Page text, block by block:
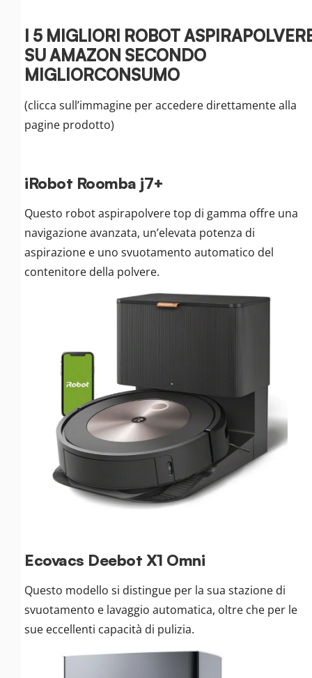
I 5 MIGLIORI ROBOT
SU AMAZON SECONDO
MIGLIORCONSUMO
(clicca sull’immagine per accedere direttamente alla
pagine prodotto)
iRobot Roomba j7+
Questo robot aspirapolvere top di gamma offre una
navigazione avanzata, un’elevata potenza di
aspirazione e uno svuotamento automatico del
contenitore della polvere.
Ecovacs Deebot X1 Omni
Questo modello si distingue per la sua stazione di
svuotamento e lavaggio automatica, oltre che per le
sue eccellenti capacità di pulizia.